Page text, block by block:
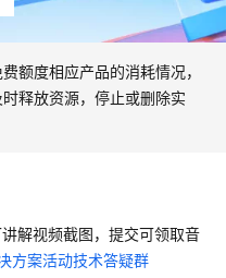
额度相应产品的消耗情况，
释放资源，停止或删除实
解视频截图，提交可领取音
方案活动技术答疑群